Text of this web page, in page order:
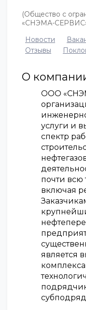
(Общество с
«СНЭМА-
Новости
Отзывы
О
ООО
услуги и
спектр
почти всю
включая
является